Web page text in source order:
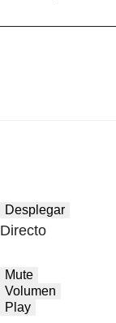
Desplegar
Directo
Mute
Volumen
Play